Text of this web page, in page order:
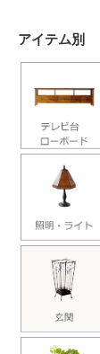
アイテム別